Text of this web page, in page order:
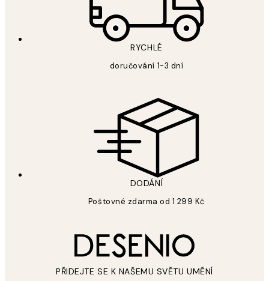
RYCHLÉ
doručování 1-3 dní
DODÁNÍ
Poštovné zdarma od 1 299 Kč
PŘIDEJTE SE K NAŠEMU SVĚTU UMĚNÍ